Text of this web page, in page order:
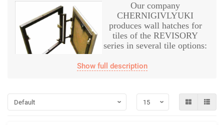
Our company
CHERNIGIVLYUKI
produces wall hatches for
tiles of the REVISORY
series in several tile options:
tiles with a non-adjustable loop and small gaps in the
places where the curtains are connected.
Show full description